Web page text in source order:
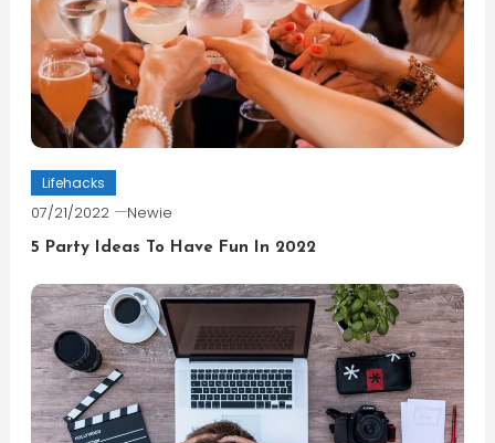
Lifehacks
07/21/2022 Newie
5 Party Ideas To Have Fun In 2022